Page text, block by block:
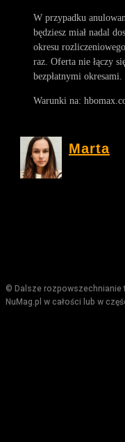
W przypadku
będziesz miał nadal
okresu
raz. Oferta nie łączy
bezpłatnymi
Warunki na:
Marta
© Dalsze rozpowszechnianie
NuMag.pl w całości lub w